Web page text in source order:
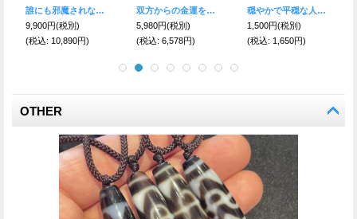
双方からの金運をキャッチ！ 財宝やお金を蓄える 双寶瓶天珠 大玉ブレスレット
4,500円(税別)
(税込: 4,950円)
思いのままに全ての願いを叶える！ 如意 三つの天珠めのうストラップ
1,650円(税別)
(税込: 1,815円)
自分らしく生きながら願望を成就させる！蓮花天珠＆溶岩石ブレス
5,980円(税別)
(税込: 6,578円)
OTHER